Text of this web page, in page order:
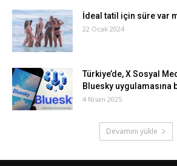
İdeal tatil için süre var
22 Ocak 2024
Türkiye’de, X Sosyal
Bluesky uygulamasına
4 Nisan 2025
Devamını yükle